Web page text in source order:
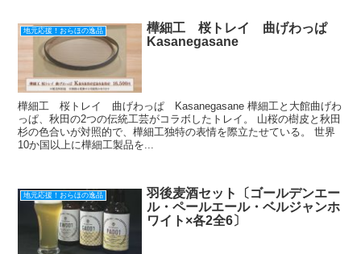
地元応援！おらほの逸品
樺細工 桜トレイ 曲げわっぱ
Kasanegasane
樺細工 桜トレイ 曲げわっぱ Kasanegasane 樺細工と大館曲げわ
っぱ、秋田の2つの伝統工芸がコラボしたトレイ。 山桜の樹皮と秋田
杉の色合いが対照的で、樺細工独特の表情を際立たせている。 世界
10か国以上に樺細工製品を...
地元応援！おらほの逸品
羽後麦酒セット〔ゴールデンエー
ル・ペールエール・ベルジャンホ
ワイト×各2全6〕